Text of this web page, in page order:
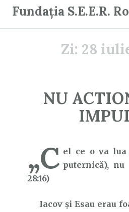
Fundația S.E.E.R.
Zi: 28
NU
„C el ce o va
puternică),
28:16)
Iacov și Esau erau